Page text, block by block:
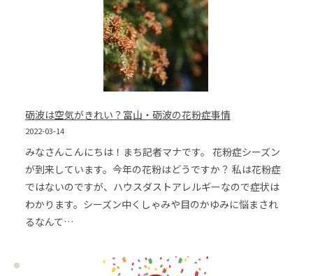
砺波は空気がきれい？富山・砺波の花粉症事情
2022-03-14
みなさんこんにちは！まち記者マナです。 花粉症シーズン
が到来しています。今年の花粉はどうですか？ 私は花粉症
ではないのですが、ハウスダストアレルギーなので症状は
わかります。シーズン中くしゃみや目のかゆみに悩まされ
るなんて…